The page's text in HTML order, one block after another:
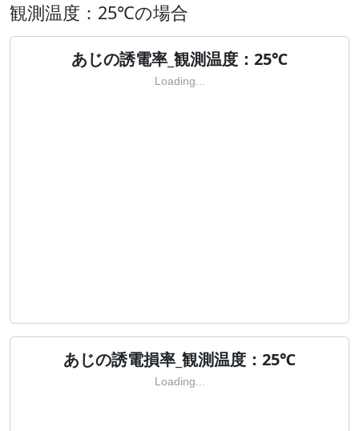
観測温度：25℃の場合
あじの誘電率_観測温度：25℃
Loading...
あじの誘電損率_観測温度：25℃
Loading...